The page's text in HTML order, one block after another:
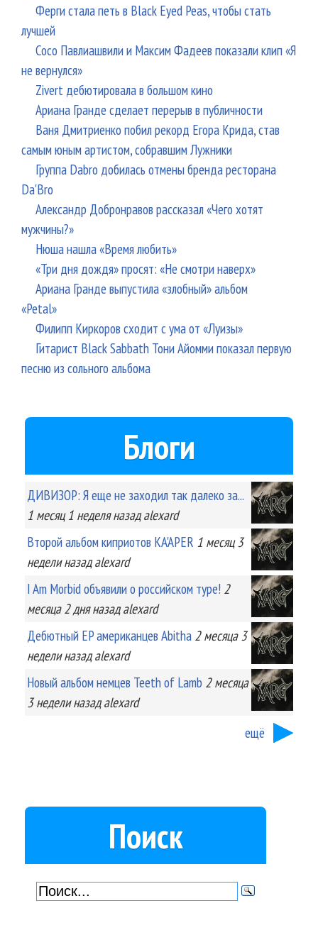
Ферги стала петь в Black Eyed Peas, чтобы стать
лучшей
Сосо Павлиашвили и Максим Фадеев показали клип «Я
не вернулся»
Zivert дебютировала в большом кино
Ариана Гранде сделает перерыв в публичности
Ваня Дмитриенко побил рекорд Егора Крида, став
самым юным артистом, собравшим Лужники
Группа Dabro добилась отмены бренда ресторана
Da'Bro
Александр Добронравов рассказал «Чего хотят
мужчины?»
Нюша нашла «Время любить»
«Три дня дождя» просят: «Не смотри наверх»
Ариана Гранде выпустила «злобный» альбом
«Petal»
Филипп Киркоров сходит с ума от «Луизы»
Гитарист Black Sabbath Тони Айомми показал первую
песню из сольного альбома
Блоги
ДИВИЗОР: Я еще не заходил так далеко за...
1 месяц 1 неделяназад alexard
Второй альбом киприотов KA'APER 1 месяц 3
неделиназад alexard
I Am Morbid объявили о российском туре! 2
месяца 2 дняназад alexard
Дебютный EP американцев Abitha 2 месяца 3
неделиназад alexard
Новый альбом немцев Teeth of Lamb 2 месяца
3 неделиназад alexard
ещё
Поиск